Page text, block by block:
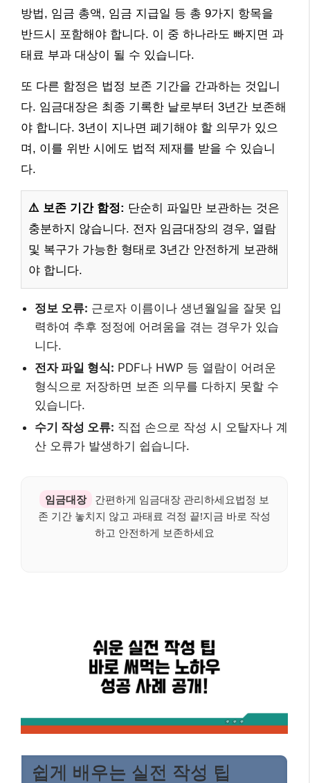
방법, 임금 총액, 임금 지급일 등 총 9가지 항목을
반드시 포함해야 합니다. 이 중 하나라도 빠지면 과
태료 부과 대상이 될 수 있습니다.
또 다른 함정은 법정 보존 기간을 간과하는 것입니
다. 임금대장은 최종 기록한 날로부터 3년간 보존해
야 합니다. 3년이 지나면 폐기해야 할 의무가 있으
며, 이를 위반 시에도 법적 제재를 받을 수 있습니
다.
⚠️ 보존 기간 함정: 단순히 파일만 보관하는 것은
충분하지 않습니다. 전자 임금대장의 경우, 열람
및 복구가 가능한 형태로 3년간 안전하게 보관해
야 합니다.
정보 오류: 근로자 이름이나 생년월일을 잘못 입
력하여 추후 정정에 어려움을 겪는 경우가 있습
니다.
전자 파일 형식: PDF나 HWP 등 열람이 어려운
형식으로 저장하면 보존 의무를 다하지 못할 수
있습니다.
수기 작성 오류: 직접 손으로 작성 시 오탈자나 계
산 오류가 발생하기 쉽습니다.
임금대장
간편하게 임금대장 관리하세요법정 보
존 기간 놓치지 않고 과태료 걱정 끝!지금 바로 작성
하고 안전하게 보존하세요
쉽게 배우는 실전 작성 팁